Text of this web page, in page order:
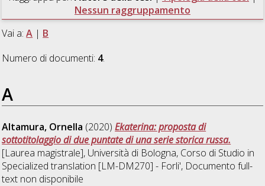
Nessun raggruppamento
Vai a:A | B
Numero di documenti: 4.
A
Altamura, Ornella (2020)Ekaterina: proposta di
sottotitolaggio di due puntate di una serie storica russa.
[Laurea magistrale], Università di Bologna, Corso di Studio in
Specialized translation [LM-DM270] - Forli', Documento full-
text non disponibile